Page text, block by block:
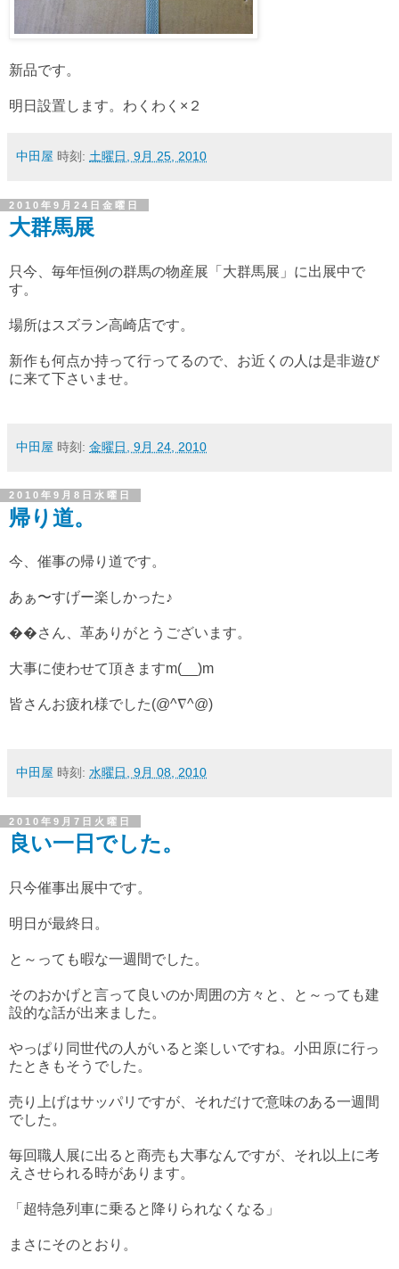
新品です。
明日設置します。わくわく×２
中田屋 時刻: 土曜日, 9月 25, 2010
2010年9月24日金曜日
大群馬展
只今、毎年恒例の群馬の物産展「大群馬展」に出展中で
す。
場所はスズラン高崎店です。
新作も何点か持って行ってるので、お近くの人は是非遊び
に来て下さいませ。
中田屋 時刻: 金曜日, 9月 24, 2010
2010年9月8日水曜日
帰り道。
今、催事の帰り道です。
あぁ〜すげー楽しかった♪
��さん、革ありがとうございます。
大事に使わせて頂きますm(__)m
皆さんお疲れ様でした(@^∇^@)
中田屋 時刻: 水曜日, 9月 08, 2010
2010年9月7日火曜日
良い一日でした。
只今催事出展中です。
明日が最終日。
と～っても暇な一週間でした。
そのおかげと言って良いのか周囲の方々と、と～っても建
設的な話が出来ました。
やっぱり同世代の人がいると楽しいですね。小田原に行っ
たときもそうでした。
売り上げはサッパリですが、それだけで意味のある一週間
でした。
毎回職人展に出ると商売も大事なんですが、それ以上に考
えさせられる時があります。
「超特急列車に乗ると降りられなくなる」
まさにそのとおり。